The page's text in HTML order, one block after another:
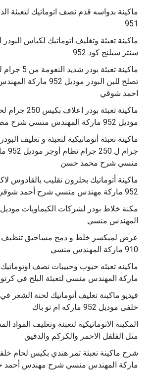
ماكينة بدواسه قدم نصف اتوماتيك لتعبئة
951
ماكينة تعبئة وتغليف اتوماتيك لكياس
سنتر سيلنج كود 952
تصلح للبن البودر موديل
احمد شوقي
ماكينة تعبئة
موديل 952 ماركة المهندس منسي شرح مصطفي عبد الواحد
منسي شرح محمد حسن
‫ماكينة أتوماتيك بحلزون تقليب بالقادوس
المهندس منسي
عرض لميكسر خلط و دمج مساحيق تنظيف
910 ماركة المهندس منسي
‫فيديو ماكينة تغليف أتوماتيك لحنة الشعر
خلفى موديل 952 ماركه ام تو باك
المكينة الاتوماتيكية لتعبئة وتغليف المواد
مثل الفلفل الاحمر والكركم والدقيق